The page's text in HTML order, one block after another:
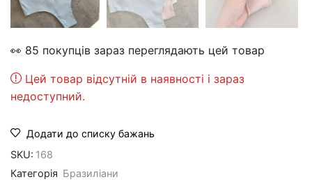
👀 85 покупців зараз переглядають цей товар
Цей товар відсутній в наявності і зараз
недоступний.
Додати до списку бажань
SKU: 168
Категорія Бразиліани